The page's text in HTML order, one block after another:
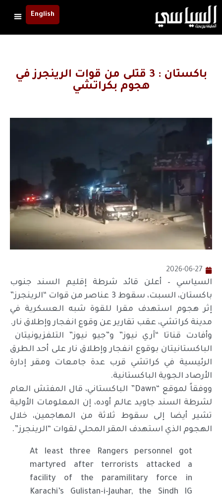
English
باكستان : 3 قتلى من قوات الرينجرز في
هجوم بكراتشي
2026-06-27
السياسي – أعلن قائد شرطة إقليم السند جنوب
باكستان، السبت، سقوط 3 عناصر من قوات “الرينجرز”
إثر هجوم استهدف مقرا للقوة شبه العسكرية في
مدينة كراتشي، عقب تقارير عن وقوع انفجار وإطلاق نار.
وأفادت قناتا “آري ⁠نيوز” ‌و”جيو نيوز” التلفزيونيتان ​
الباكستانيتان ⁠بوقوع انفجار وإطلاق ⁠نار على ​أحد الطرق
الرئيسية في ⁠​كراتشي قرب ​عدة جامعات ومقر ‌إدارة
الأرصاد ​الجوية ⁠الباكستانية.
ووفقاً لموقع “Dawn” الباكستاني، قال المفتش العام
لشرطة السند جاويد عالم أوده، إن المعلومات الأولية
تشير أيضا إلى سقوط ثلاثة من المهاجمين، خلال
الهجوم الذي استهدف المقر المحلي لقوات “الرينجرز”.
At least three Rangers personnel got
martyred after terrorists attacked a
facility of the paramilitary force in
Karachi’s Gulistan-i-Jauhar, the Sindh IG